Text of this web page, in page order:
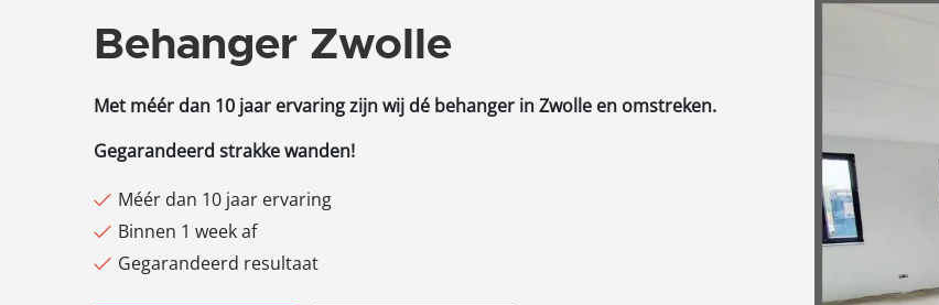
Behanger Zwolle
Met méér dan 10 jaar ervaring zijn wij dé behanger in Zwolle en omstreken.
Gegarandeerd strakke wanden!
Méér dan 10 jaar ervaring
Binnen 1 week af
Gegarandeerd resultaat